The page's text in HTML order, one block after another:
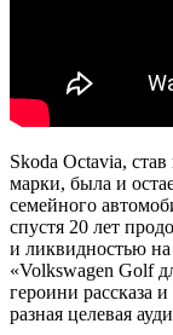
Skoda Octavia,
марки, была и
семейного
спустя 20 лет
и ликвидностью
«Volkswagen Golf
героини рассказа
разная целевая